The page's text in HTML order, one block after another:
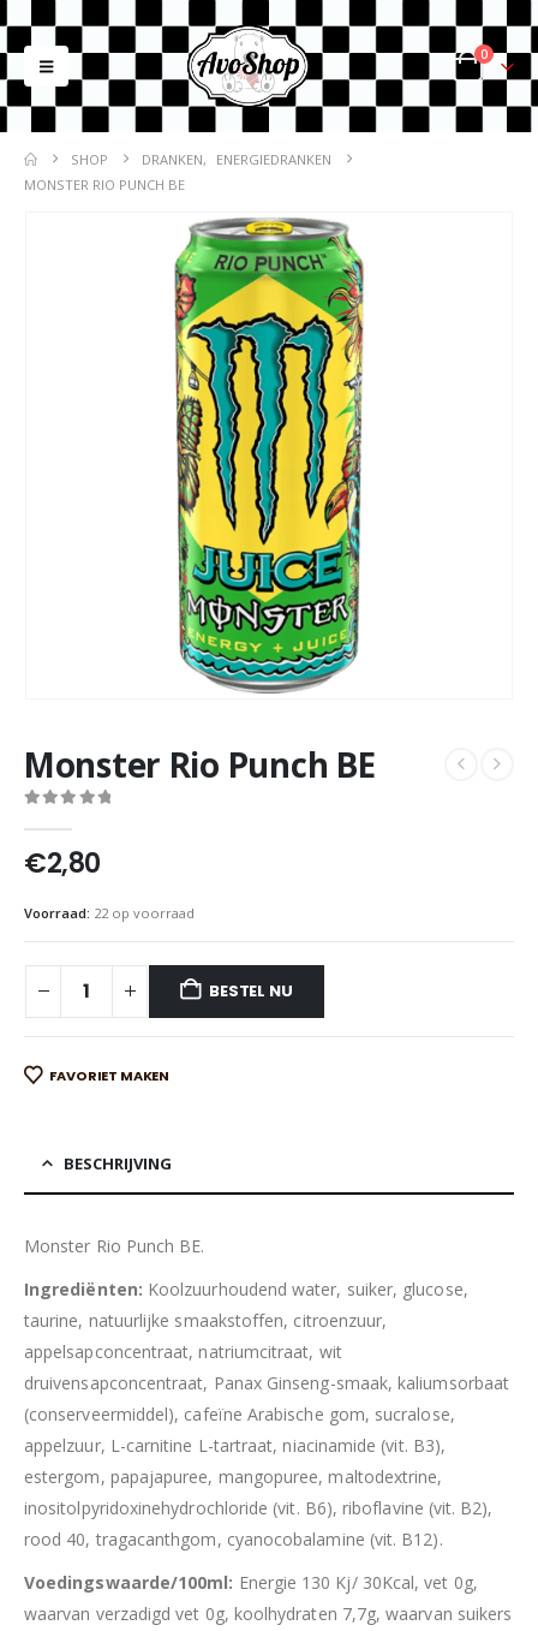
0
SHOP DRANKEN,
ENERGIEDRANKEN
MONSTER RIO PUNCH BE
Monster Rio Punch BE
€2,80
Voorraad: 22 op voorraad
BESTEL NU
FAVORIET MAKEN
BESCHRIJVING
Monster Rio Punch BE.
Ingrediënten: Koolzuurhoudend water, suiker, glucose,
taurine, natuurlijke smaakstoffen, citroenzuur,
appelsapconcentraat, natriumcitraat, wit
druivensapconcentraat, Panax Ginseng-smaak, kaliumsorbaat
(conserveermiddel), cafeïne Arabische gom, sucralose,
appelzuur, L-carnitine L-tartraat, niacinamide (vit. B3),
estergom, papajapuree, mangopuree, maltodextrine,
inositolpyridoxinehydrochloride (vit. B6), riboflavine (vit. B2),
rood 40, tragacanthgom, cyanocobalamine (vit. B12).
Voedingswaarde/100ml: Energie 130 Kj/ 30Kcal, vet 0g,
waarvan verzadigd vet 0g, koolhydraten 7,7g, waarvan suikers